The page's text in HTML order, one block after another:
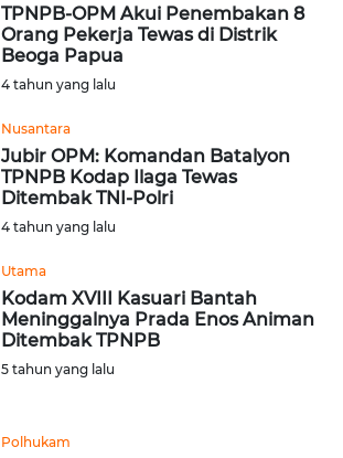
TPNPB-OPM Akui Penembakan 8
Orang Pekerja Tewas di Distrik
Beoga Papua
4 tahun yang lalu
Nusantara
Jubir OPM: Komandan Batalyon
TPNPB Kodap Ilaga Tewas
Ditembak TNI-Polri
4 tahun yang lalu
Utama
Kodam XVIII Kasuari Bantah
Meninggalnya Prada Enos Animan
Ditembak TPNPB
5 tahun yang lalu
Polhukam